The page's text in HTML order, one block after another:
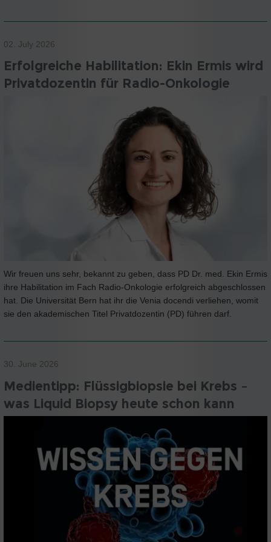
02. July 2026
Erfolgreiche Habilitation: Ekin Ermis wird
Privatdozentin für Radio-Onkologie
Wir freuen uns sehr, bekannt zu geben, dass PD Dr. med. Ekin Ermis
ihre Habilitation im Fach Radio-Onkologie erfolgreich abgeschlossen
hat. Die Universität Bern hat ihr die Venia docendi verliehen, womit
sie den akademischen Titel Privatdozentin (PD) führen darf.
30. June 2026
Medientipp: Flüssigbiopsie bei Krebs –
was Liquid Biopsy heute schon kann